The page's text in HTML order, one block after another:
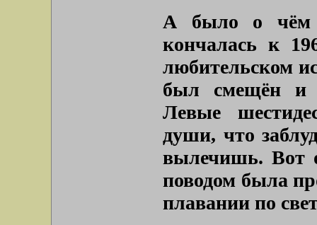
А было о чём
кончалась к
любительском
был смещён и
Левые
души, что
вылечишь. Вот
поводом была
плавании по